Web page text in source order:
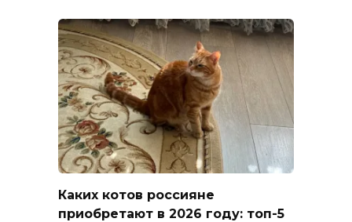
Каких котов россияне
приобретают в 2026 году: топ-5